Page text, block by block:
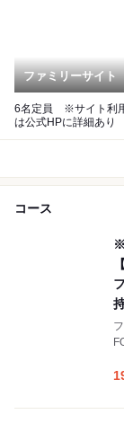
ファミリーサイト
6名定員 ※サイト利
は公式HPに詳細あり
コース
フ
類